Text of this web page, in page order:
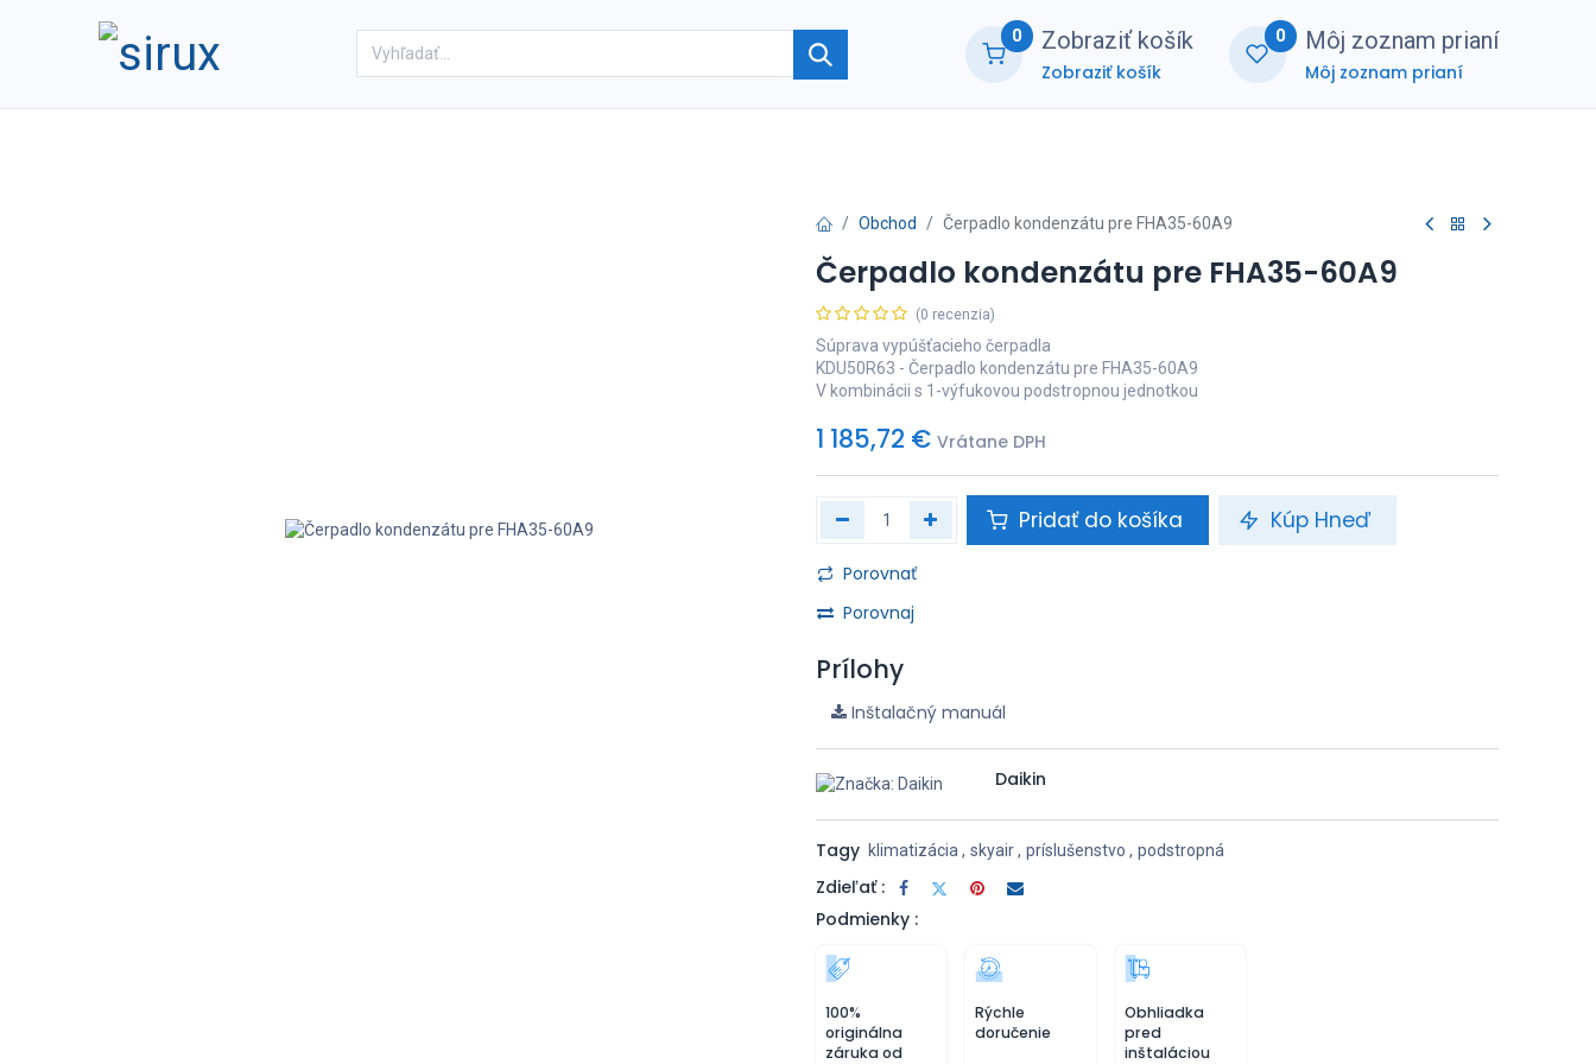
0 Zobraziť košík
Zobraziť košík
0 Môj zoznam prianí
Môj zoznam prianí
Obchod Čerpadlo kondenzátu pre FHA35-60A9
Čerpadlo kondenzátu pre FHA35-60A9
(0 recenzia)
Súprava vypúšťacieho čerpadla
KDU50R63 - Čerpadlo kondenzátu pre FHA35-60A9
V kombinácii s 1-výfukovou podstropnou jednotkou
1 185,72 € Vrátane DPH
Pridať do košíka Kúp Hneď
Porovnať
Porovnaj
Prílohy
Inštalačný manuál
Daikin
Tagy klimatizácia , skyair, príslušenstvo , podstropná
Zdieľať :
Podmienky :
100%
originálna
záruka od
Rýchle
doručenie
Obhliadka
pred
inštaláciou